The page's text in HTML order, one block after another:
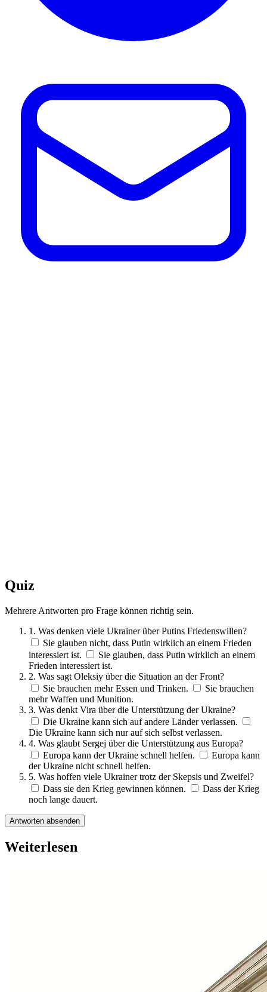
Quiz
Mehrere Antworten pro Frage können richtig sein.
1. Was denken viele Ukrainer über Putins Friedenswillen?
Sie glauben nicht, dass Putin wirklich an einem Frieden
interessiert ist.
Sie glauben, dass Putin wirklich an einem
Frieden interessiert ist.
2. Was sagt Oleksiy über die Situation an der Front?
Sie brauchen mehr Essen und Trinken.
Sie brauchen
mehr Waffen und Munition.
3. Was denkt Vira über die Unterstützung der Ukraine?
Die Ukraine kann sich auf andere Länder verlassen.
Die Ukraine kann sich nur auf sich selbst verlassen.
4. Was glaubt Sergej über die Unterstützung aus Europa?
Europa kann der Ukraine schnell helfen.
Europa kann
der Ukraine nicht schnell helfen.
5. Was hoffen viele Ukrainer trotz der Skepsis und Zweifel?
Dass sie den Krieg gewinnen können.
Dass der Krieg
noch lange dauert.
Antworten absenden
Weiterlesen